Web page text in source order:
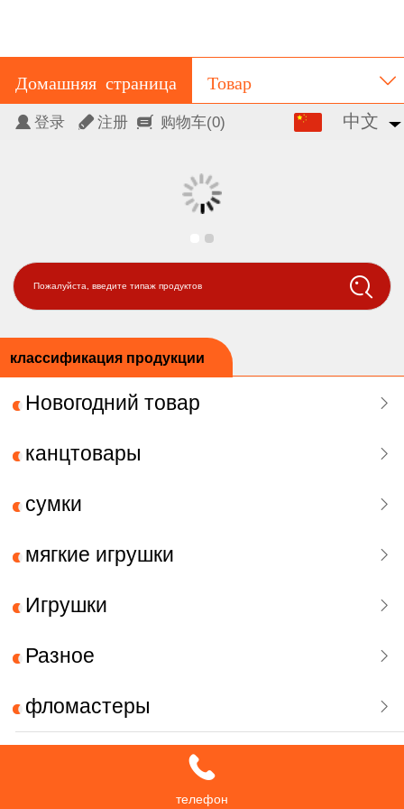
Домашняя страница Товар
Вход для зарегистрированных пользователей
登录 注册 购物车(0) 中文
中文
Пожалуйста, введите типаж продуктов
классификация продукции
Новогодний товар
канцтовары
сумки
мягкие игрушки
Игрушки
Разное
фломастеры
телефон